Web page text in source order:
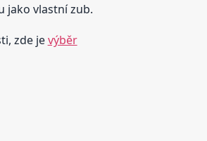
jako vlastní zub.
zde jevýběr